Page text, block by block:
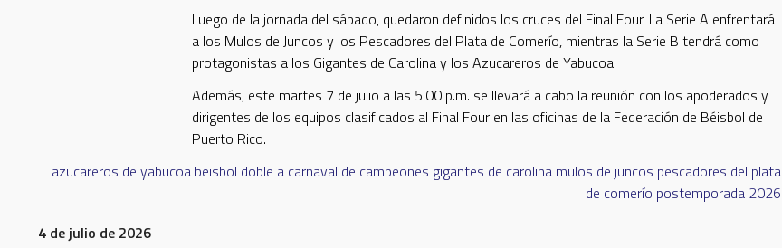
Luego de la jornada del sábado, quedaron definidos los cruces del Final Four. La Serie A enfrentará
a los Mulos de Juncos y los Pescadores del Plata de Comerío, mientras la Serie B tendrá como
protagonistas a los Gigantes de Carolina y los Azucareros de Yabucoa.
Además, este martes 7 de julio a las 5:00 p.m. se llevará a cabo la reunión con los apoderados y
dirigentes de los equipos clasificados al Final Four en las oficinas de la Federación de Béisbol de
Puerto Rico.
azucareros de yabucoa beisbol doble a carnaval de campeones gigantes de carolina mulos de juncos pescadores del plata
de comerío postemporada 2026
4 de julio de 2026